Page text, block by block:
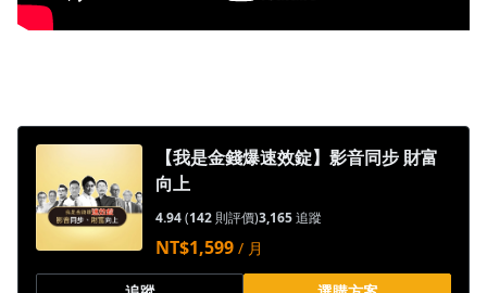
【我是金錢爆速效錠】影音同步 財富
向上
4.94(142 則評價)3,165追蹤
NT$1,599 / 月
去逛逛